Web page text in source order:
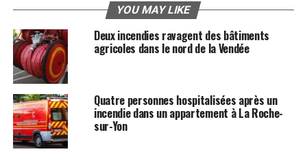
YOU MAY LIKE
Deux incendies ravagent des bâtiments
agricoles dans le nord de la Vendée
Quatre personnes hospitalisées après un
incendie dans un appartement à La Roche-
sur-Yon